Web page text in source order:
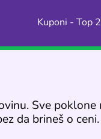
Kuponi - Top
Sve poklone
da brineš o ceni.